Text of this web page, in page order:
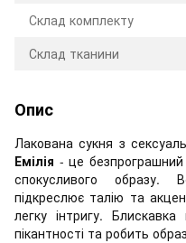
Склад комплекту
Склад тканини
Опис
Лакована сукня з
Емілія - це
спокусливого образу.
підкреслює талію та
легку інтригу.
пікантності та робить